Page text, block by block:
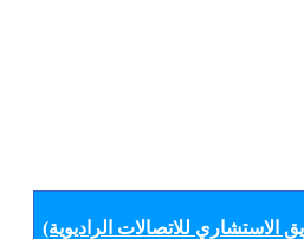
الاستشاري للاتصالات الراديوية)